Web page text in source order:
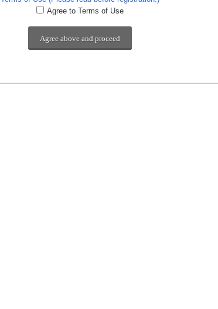
Agree to Terms of Use